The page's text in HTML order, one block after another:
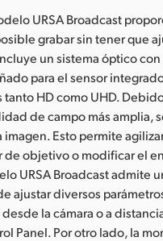
URSA Broadcast
grabar sin tener que
un sistema óptico
para el sensor
HD como UHD.
de campo más amplia,
Esto permite
objetivo o modificar el
URSA Broadcast admite
ajustar diversos
la cámara o a
Panel. Por otro lado, la